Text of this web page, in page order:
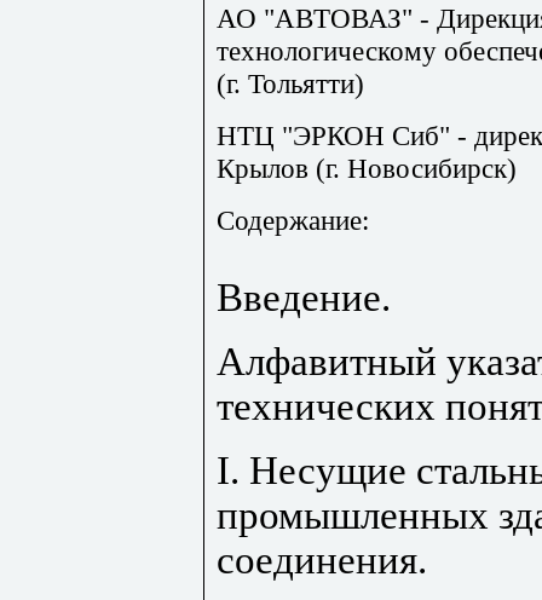
АО "АВТОВАЗ" -
технологическому
(г. Тольятти)
НТЦ "ЭРКОН Сиб" -
Крылов (г. Новосибирск)
Содержание:
Введение.
Алфавитный
технических
I. Несущие
промышленных
соединения.